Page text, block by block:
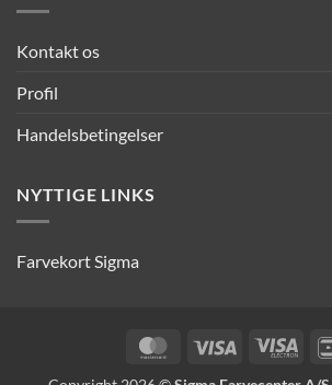
Kontakt os
Profil
Handelsbetingelser
NYTTIGE LINKS
Farvekort Sigma
MasterCardVisa
Visa